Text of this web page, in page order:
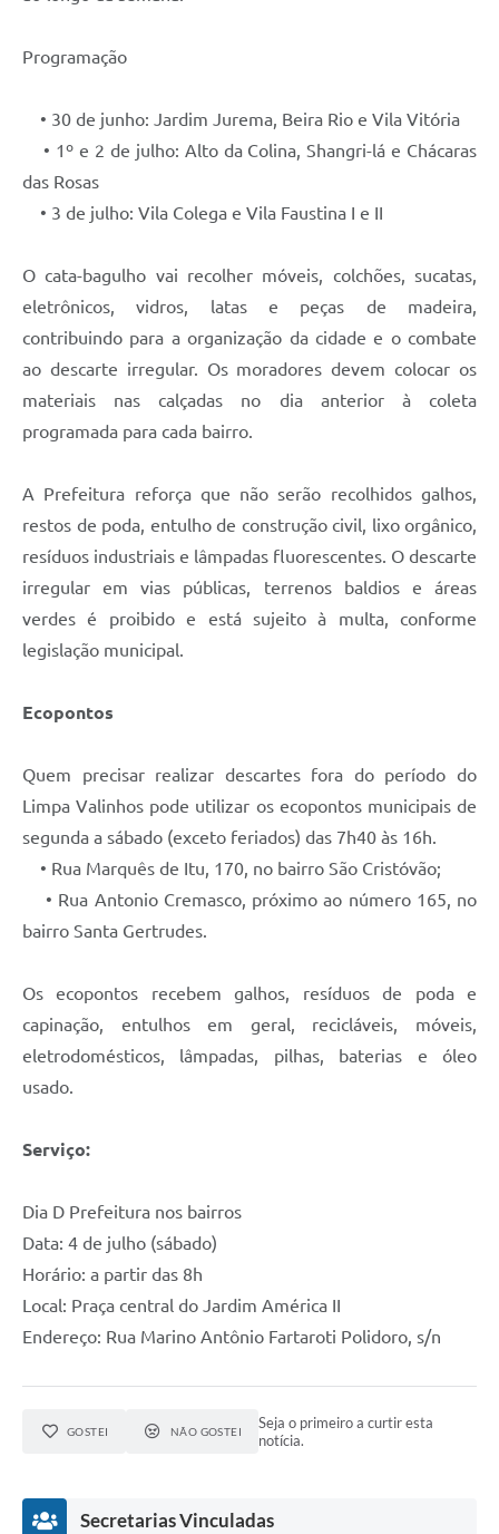
Programação
• 30 de junho: Jardim Jurema, Beira Rio e Vila Vitória
• 1º e 2 de julho: Alto da Colina, Shangri-lá e Chácaras
das Rosas
• 3 de julho: Vila Colega e Vila Faustina I e II
O cata-bagulho vai recolher móveis, colchões, sucatas,
eletrônicos, vidros, latas e peças de madeira,
contribuindo para a organização da cidade e o combate
ao descarte irregular. Os moradores devem colocar os
materiais nas calçadas no dia anterior à coleta
programada para cada bairro.
A Prefeitura reforça que não serão recolhidos galhos,
restos de poda, entulho de construção civil, lixo orgânico,
resíduos industriais e lâmpadas fluorescentes. O descarte
irregular em vias públicas, terrenos baldios e áreas
verdes é proibido e está sujeito à multa, conforme
legislação municipal.
Ecopontos
Quem precisar realizar descartes fora do período do
Limpa Valinhos pode utilizar os ecopontos municipais de
segunda a sábado (exceto feriados) das 7h40 às 16h.
• Rua Marquês de Itu, 170, no bairro São Cristóvão;
• Rua Antonio Cremasco, próximo ao número 165, no
bairro Santa Gertrudes.
Os ecopontos recebem galhos, resíduos de poda e
capinação, entulhos em geral, recicláveis, móveis,
eletrodomésticos, lâmpadas, pilhas, baterias e óleo
usado.
Serviço:
Dia D Prefeitura nos bairros
Data: 4 de julho (sábado)
Horário: a partir das 8h
Local: Praça central do Jardim América II
Endereço: Rua Marino Antônio Fartaroti Polidoro, s/n
GOSTEI NÃO GOSTEI
Seja o primeiro a curtir esta
notícia.
Secretarias Vinculadas